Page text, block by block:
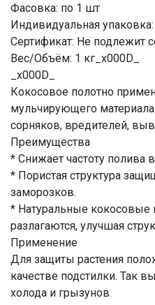
Фасовка: по 1 шт
Индивидуальная
Сертификат: Не подлежит
Вес/Объём: 1 кг_x000D_
_x000D_
Кокосовое полотно
мульчирующего
сорняков, вредителей,
Преимущества
* Снижает частоту полива
* Пористая структура
заморозков.
* Натуральные кокосовые
разлагаются, улучшая
Применение
Для защиты растения
качестве подстилки. Так
холода и грызунов.